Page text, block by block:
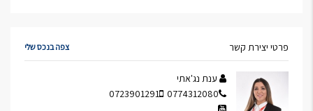
פרטי יצירת קשר צפה בנכס שלי
ענת נג'אתי
0774312080
0723901291